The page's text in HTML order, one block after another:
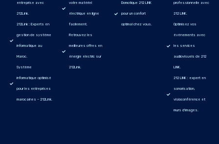
entreprise avec
212Link.
212Link : Experts en
gestion de système
informatique au
Maroc.
Système
informatique optimisé
pour les entreprises
marocaines – 212Link.
votre matériel
électrique en ligne
facilement.
Retrouvez les
meilleures offres en
énergie electric sur
212Link.
Domotique 212 LINK
pour un confort
optimal chez vous.
professionnelle avec
212 LINK.
Optimisez vos
événements avec
les services
audiovisuels de 212
LINK.
212 LINK : expert en
sonorisation,
visioconférence et
murs d'images.